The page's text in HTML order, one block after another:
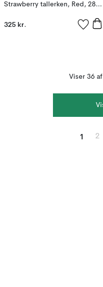
Strawberry tallerken, Red, 28
325 kr.
Viser 36
1 2